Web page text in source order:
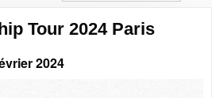
Tour 2024 Paris
2024